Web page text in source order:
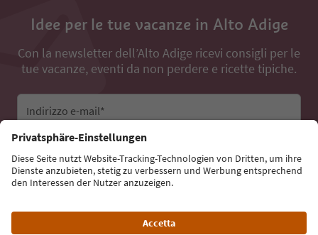
Idee per le tue vacanze in Alto Adige
Con la newsletter dell’Alto Adige ricevi consigli per le
tue vacanze, eventi da non perdere e ricette tipiche.
Indirizzo e-mail*
Iscriviti alla newsletter